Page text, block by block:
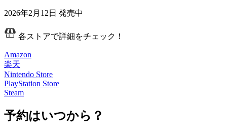
2026年2月12日 発売中
各ストアで詳細をチェック！
Amazon
楽天
Nintendo Store
PlayStation Store
Steam
予約はいつから？